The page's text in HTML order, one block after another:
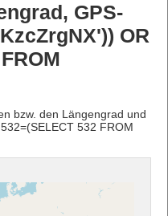
GPS-
OR
bzw. den Längengrad und
532 FROM